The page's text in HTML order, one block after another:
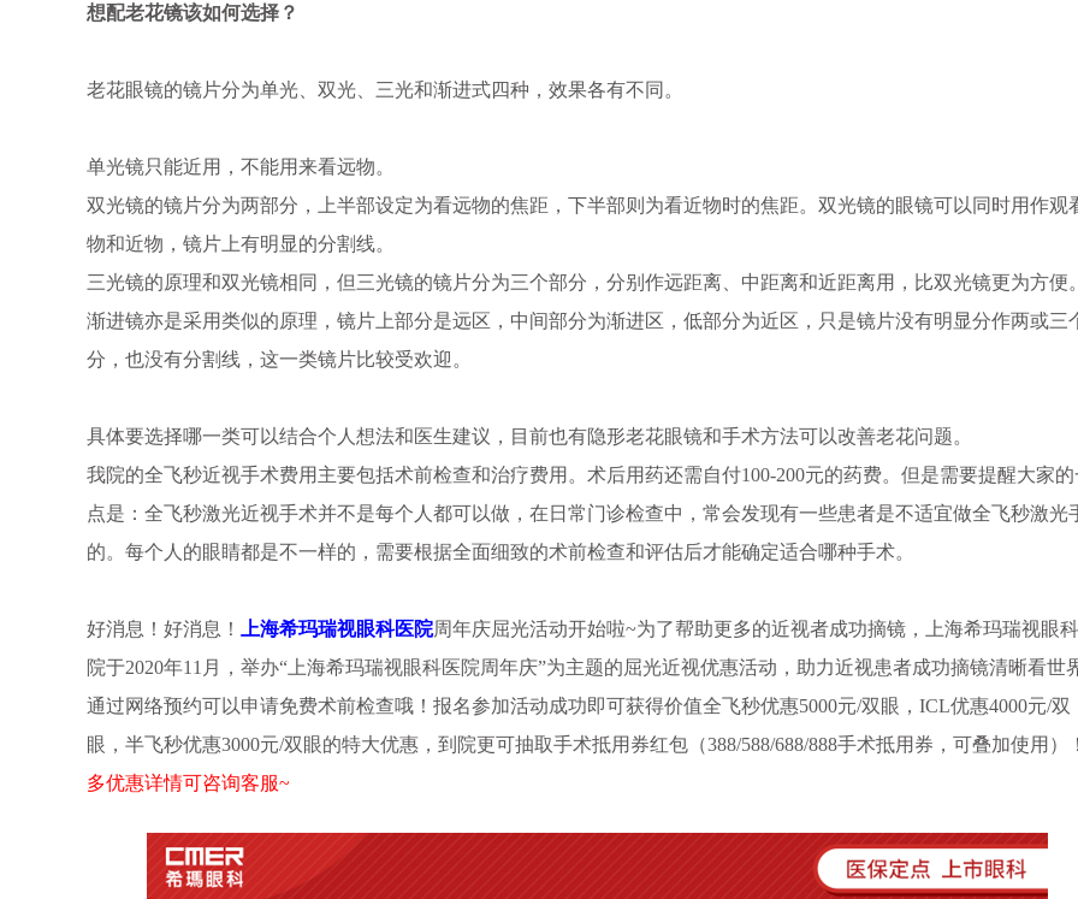
想配老花镜该如何选择？
老花眼镜的镜片分为单光、双光、三光和渐进式四种，效果各有不同。
单光镜只能近用，不能用来看远物。
双光镜的镜片分为两部分，上半部设定为看远物的焦距，下半部则为看近物时的焦距。双光镜的眼镜可以同时用作观
物和近物，镜片上有明显的分割线。
三光镜的原理和双光镜相同，但三光镜的镜片分为三个部分，分别作远距离、中距离和近距离用，比双光镜更为方便
渐进镜亦是采用类似的原理，镜片上部分是远区，中间部分为渐进区，低部分为近区，只是镜片没有明显分作两或三
分，也没有分割线，这一类镜片比较受欢迎。
具体要选择哪一类可以结合个人想法和医生建议，目前也有隐形老花眼镜和手术方法可以改善老花问题。
我院的全飞秒近视手术费用主要包括术前检查和治疗费用。术后用药还需自付100-200元的药费。但是需要提醒大家的
点是：全飞秒激光近视手术并不是每个人都可以做，在日常门诊检查中，常会发现有一些患者是不适宜做全飞秒激光
的。每个人的眼睛都是不一样的，需要根据全面细致的术前检查和评估后才能确定适合哪种手术。
好消息！好消息！ 上海希玛瑞视眼科医院周年庆屈光活动开始啦~为了帮助更多的近视者成功摘镜，上海希玛瑞视眼
院于2020年11月，举办“上海希玛瑞视眼科医院周年庆”为主题的屈光近视优惠活动，助力近视患者成功摘镜清晰看世
通过网络预约可以申请免费术前检查哦！报名参加活动成功即可获得价值全飞秒优惠5000元/双眼，ICL优惠4000元/双
眼，半飞秒优惠3000元/双眼的特大优惠，到院更可抽取手术抵用券红包（388/588/688/888手术抵用券，可叠加使用）
多优惠详情可咨询客服~